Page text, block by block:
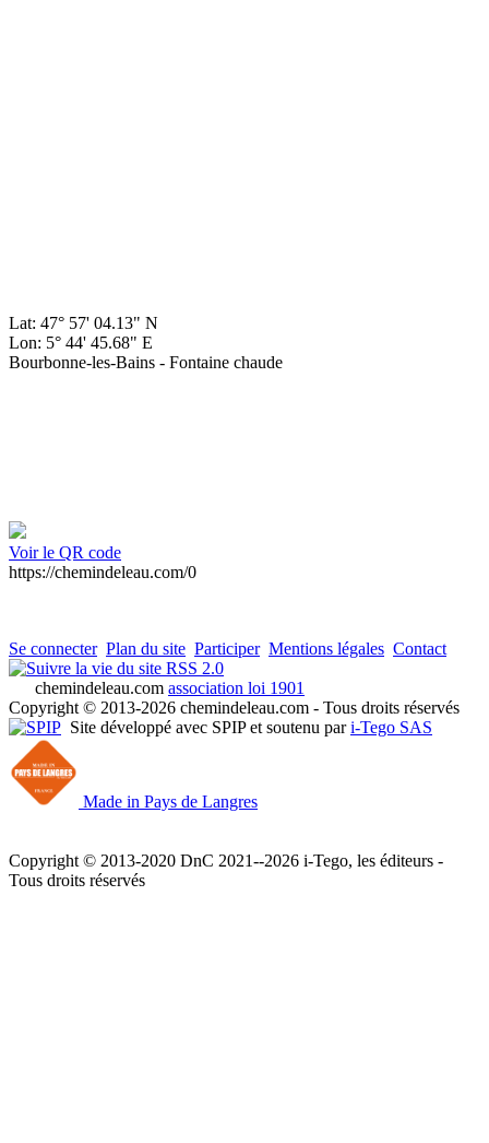
Lat: 47° 57' 04.13" N
Lon: 5° 44' 45.68" E
Bourbonne-les-Bains - Fontaine chaude
Voir le QR code
https://chemindeleau.com/0
Se connecter Plan du site Participer Mentions légales Contact
RSS 2.0
chemindeleau.com association loi 1901
Copyright © 2013-2026 chemindeleau.com - Tous droits réservés
Site développé avec SPIP et soutenu pari-Tego SAS
Made in Pays de Langres
Copyright © 2013-2020 DnC 2021--2026 i-Tego, les éditeurs -
Tous droits réservés